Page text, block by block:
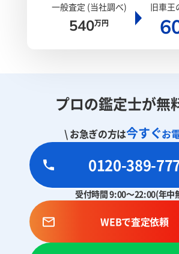
一般査定 (当社調べ)
540万円
旧車王
プロの鑑定士が無
\ お急ぎの方は今すぐお
0120-389-
受付時間 9:00～22:00(年中
WEBで査定依頼